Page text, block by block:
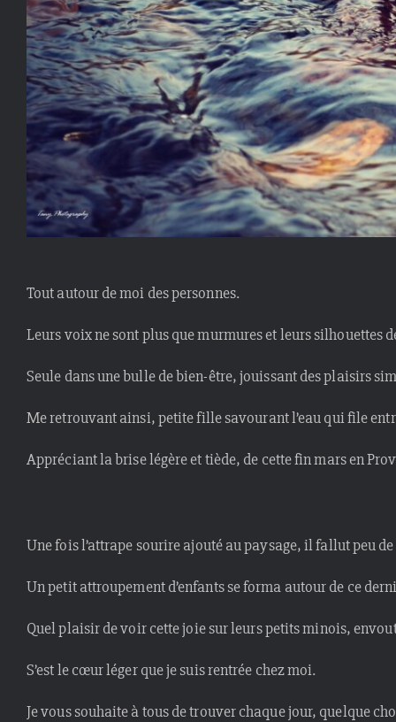
Tout autour de moi des personnes.
Leurs voix ne sont plus que murmures et leurs silhouettes
Seule dans une bulle de bien-être, jouissant des plaisirs
Me retrouvant ainsi, petite fille savourant l’eau qui file
Appréciant la brise légère et tiède, de cette fin mars en
Une fois l’attrape sourire ajouté au paysage, il fallut peu
Un petit attroupement d’enfants se forma autour de ce
Quel plaisir de voir cette joie sur leurs petits minois,
S’est le cœur léger que je suis rentrée chez moi.
Je vous souhaite à tous de trouver chaque jour, quelque